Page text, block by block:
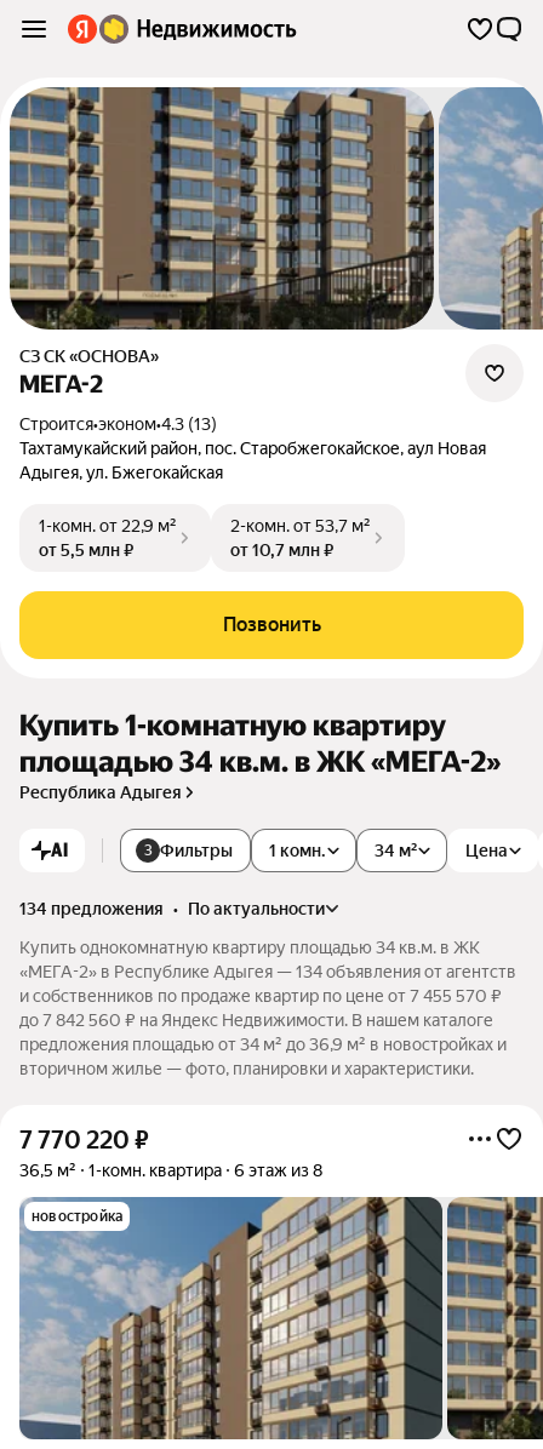
СЗ СК «ОСНОВА»
МЕГА-2
Строится•эконом•4.3 (13)
Тахтамукайский район, пос. Старобжегокайское,аул Новая
Адыгея,ул. Бжегокайская
1-комн.от 22,9 м²
от 5,5 млн ₽
2-комн.от 53,7 м²
от 10,7 млн ₽
Позвонить
Купить 1-комнатную квартиру
площадью 34 кв.м. в ЖК «МЕГА-2»
Республика Адыгея
AI 3 Фильтры 1 комн. Цена
34 м²
134 предложения •
по актуальности
Купить однокомнатную квартиру площадью 34 кв.м. в ЖК
«МЕГА-2» в Республике Адыгея — 134 объявления от агентств
и собственников по продаже квартир по цене от 7 455 570 ₽
до 7 842 560 ₽ на Яндекс Недвижимости. В нашем каталоге
предложения площадью от 34 м² до 36,9 м² в новостройках и
вторичном жилье — фото, планировки и характеристики.
7 770 220 ₽
36,5 м² 1-комн. квартира 6 этаж из 8
новостройка